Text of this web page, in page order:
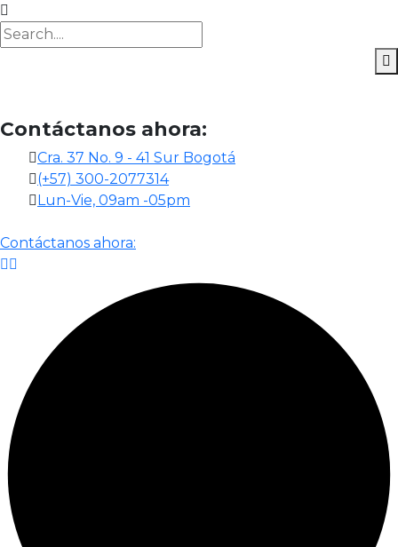
Contáctanos ahora:
Cra. 37 No. 9 - 41 Sur Bogotá
(+57) 300-2077314
Lun-Vie, 09am -05pm
Contáctanos ahora: